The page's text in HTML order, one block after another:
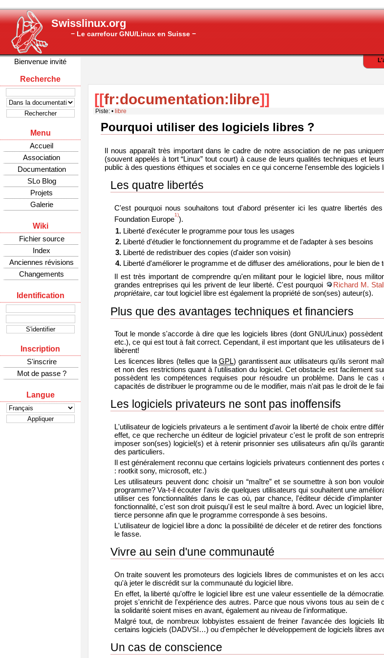
Swisslinux.org
− Le carrefour GNU/Linux en Suisse −
Bienvenue invité
Recherche
Menu
Accueil
Association
Documentation
SLo Blog
Projets
Galerie
Wiki
Fichier source
Index
Anciennes révisions
Changements
Identification
Inscription
S'inscrire
Mot de passe ?
Langue
[[fr:documentation:libre]]
Piste: • libre
Pourquoi utiliser des logiciels libres ?
Il nous apparaît très important dans le cadre de notre association de ne pas
(souvent appelés à tort “Linux” tout court) à cause de leurs qualités techniques et
public à des questions éthiques et sociales en ce qui concerne l'ensemble des logiciels
Les quatre libertés
C'est pourquoi nous souhaitons tout d'abord présenter ici les quatre libertés
Foundation Europe
1)
).
Liberté d'exécuter le programme pour tous les usages
Liberté d'étudier le fonctionnement du programme et de l'adapter à ses besoins
Liberté de redistribuer des copies (d'aider son voisin)
Liberté d'améliorer le programme et de diffuser des améliorations, pour le bien de
Il est très important de comprendre qu'en militant pour le logiciel libre, nous
grandes entreprises qui les privent de leur liberté. C'est pourquoi
Richard M.
propriétaire, car tout logiciel libre est également la propriété de son(ses) auteur(s).
Plus que des avantages techniques et financiers
Tout le monde s'accorde à dire que les logiciels libres (dont GNU/Linux)
etc.), ce qui est tout à fait correct. Cependant, il est important que les utilisateurs
libèrent!
Les licences libres (telles que laGPL) garantissent aux utilisateurs qu'ils seront
et non des restrictions quant à l'utilisation du logiciel. Cet obstacle est facilement
possèdent les compétences requises pour résoudre un problème. Dans le
capacités de distribuer le programme ou de le modifier, mais n'ait pas le droit de le
Les logiciels privateurs ne sont pas inoffensifs
L'utilisateur de logiciels privateurs a le sentiment d'avoir la liberté de choix entre
effet, ce que recherche un éditeur de logiciel privateur c'est le profit de son
imposer son(ses) logiciel(s) et à retenir prisonnier ses utilisateurs afin qu'ils
des particuliers.
Il est généralement reconnu que certains logiciels privateurs contiennent des
: rootkit sony, microsoft, etc.)
Les utilisateurs peuvent donc choisir un “maître” et se soumettre à son bon
programme? Va-t-il écouter l'avis de quelques utilisateurs qui souhaitent une
utiliser ces fonctionnalités dans le cas où, par chance, l'éditeur décide
fonctionnalité, c'est son droit puisqu'il est le seul maître à bord. Avec un logiciel
tierce personne afin que le programme corresponde à ses besoins.
L'utilisateur de logiciel libre a donc la possibilité de déceler et de retirer des
le fasse.
Vivre au sein d'une communauté
On traite souvent les promoteurs des logiciels libres de communistes et on les
qu'à jeter le discrédit sur la communauté du logiciel libre.
En effet, la liberté qu'offre le logiciel libre est une valeur essentielle de la
projet s'enrichit de l'expérience des autres. Parce que nous vivons tous au sein
la solidarité soient mises en avant, également au niveau de l'informatique.
Malgré tout, de nombreux lobbyistes essaient de freiner l'avancée des logiciels
certains logiciels (DADVSI…) ou d'empêcher le développement de logiciels libres
Un cas de conscience